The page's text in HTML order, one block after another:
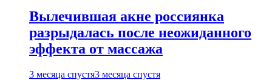
Вылечившая акне россиянка
разрыдалась после неожиданного
эффекта от массажа
3 месяца спустя3 месяца спустя